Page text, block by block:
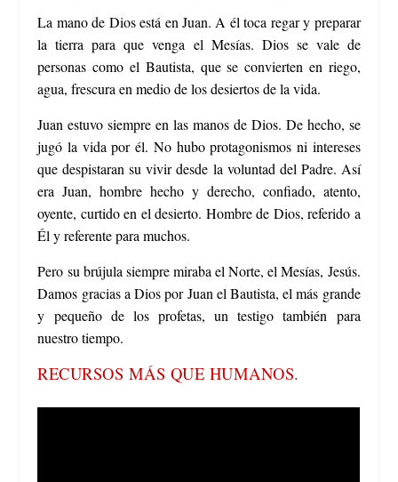
La mano de Dios está en Juan. A él toca regar y preparar
la tierra para que venga el Mesías. Dios se vale de
personas como el Bautista, que se convierten en riego,
agua, frescura en medio de los desiertos de la vida.
Juan estuvo siempre en las manos de Dios. De hecho, se
jugó la vida por él. No hubo protagonismos ni intereses
que despistaran su vivir desde la voluntad del Padre. Así
era Juan, hombre hecho y derecho, confiado, atento,
oyente, curtido en el desierto. Hombre de Dios, referido a
Él y referente para muchos.
Pero su brújula siempre miraba el Norte, el Mesías, Jesús.
Damos gracias a Dios por Juan el Bautista, el más grande
y pequeño de los profetas, un testigo también para
nuestro tiempo.
RECURSOS MÁS QUE HUMANOS.